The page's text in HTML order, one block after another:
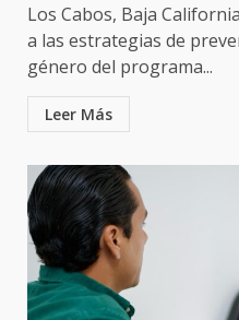
Los Cabos, Baja
a las estrategias de
género del programa...
Leer Más